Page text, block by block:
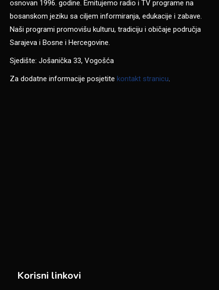
osnovan 1996. godine. Emitujemo radio i TV programe na
bosanskom jeziku sa ciljem informiranja, edukacije i zabave.
Naši programi promovišu kulturu, tradiciju i običaje područja
Sarajeva i Bosne i Hercegovine.
Sjedište: Jošanička 33, Vogošća
Za dodatne informacije posjetite kontakt stranicu.
Korisni linkovi